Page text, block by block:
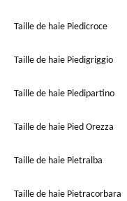
Taille de haie Piedicroce
Taille de haie Piedigriggio
Taille de haie Piedipartino
Taille de haie Pied Orezza
Taille de haie Pietralba
Taille de haie Pietracorbara